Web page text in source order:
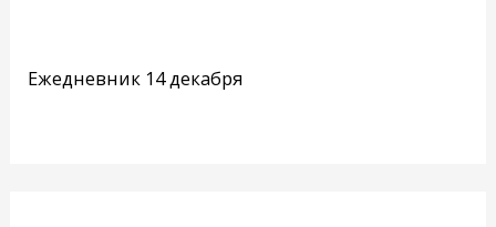
Ежедневник 14 декабря